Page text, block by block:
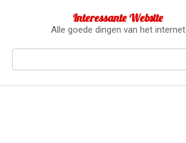
Interessante Website
Alle goede dingen van het internet